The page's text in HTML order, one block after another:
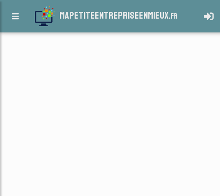
mapetiteentrepriseenmieux.fr